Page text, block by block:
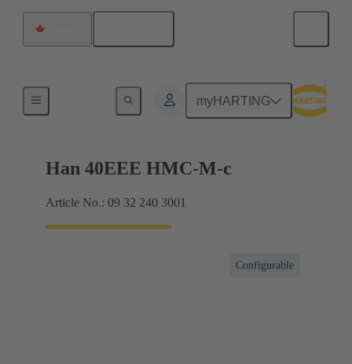
myHARTING
Han 40EEE HMC-M-c
Article No.: 09 32 240 3001
Configurable